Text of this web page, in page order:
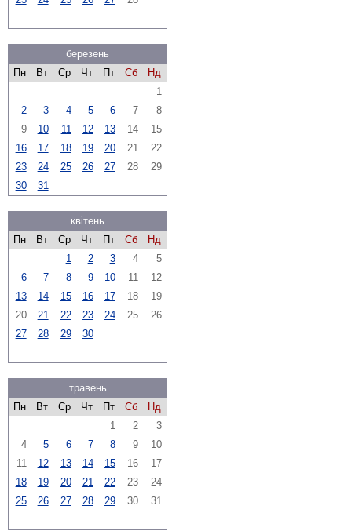
березень
Пн
Вт Ср Чт Пт Сб
Нд
1
2
3 4 5 6 7
8
9
10 11 12 13 14
15
16
17 18 19 20 21
22
23
24 25 26 27 28
29
30
31
квітень
Пн
Вт Ср Чт Пт Сб
Нд
1
2 3 4
5
6
7 8 9 10 11
12
13
14 15 16 17 18
19
20
21 22 23 24 25
26
27
28 29 30
травень
Пн
Вт Ср Чт Пт Сб
Нд
1
2
3
4
5 6 7 8 9
10
11
12 13 14 15 16
17
18
19 20 21 22 23
24
25
26 27 28 29 30 31